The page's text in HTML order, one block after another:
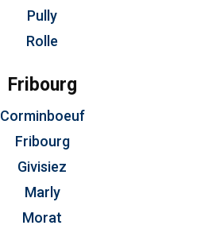
Pully
Rolle
Fribourg
Corminboeuf
Fribourg
Givisiez
Marly
Morat